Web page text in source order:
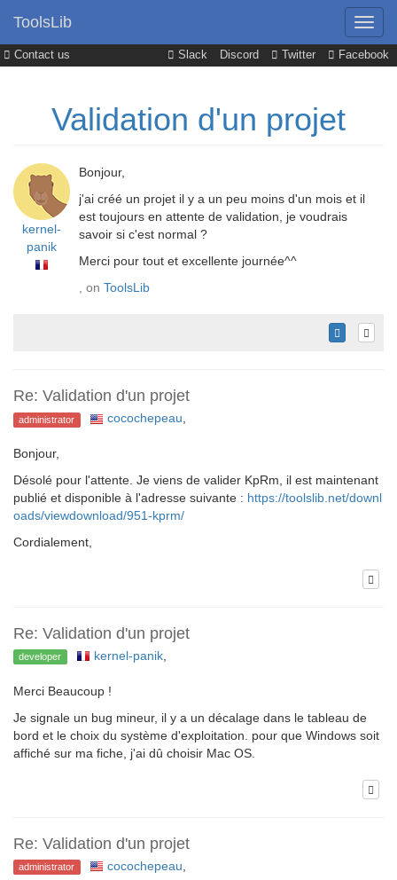
Contact us Slack Discord Twitter Facebook
ToolsLib
Validation d'un projet
kernel-
panik
Bonjour,
j'ai créé un projet il y a un peu moins d'un mois et il
est toujours en attente de validation, je voudrais
savoir si c'est normal ?
Merci pour tout et excellente journée^^
, on ToolsLib
Re: Validation d'un projet
administrator cocochepeau,
Bonjour,
Désolé pour l'attente. Je viens de valider KpRm, il est maintenant
publié et disponible à l'adresse suivante : https://toolslib.net/downl
oads/viewdownload/951-kprm/
Cordialement,
Re: Validation d'un projet
developer kernel-panik,
Merci Beaucoup !
Je signale un bug mineur, il y a un décalage dans le tableau de
bord et le choix du système d'exploitation. pour que Windows soit
affiché sur ma fiche, j'ai dû choisir Mac OS.
Re: Validation d'un projet
administrator cocochepeau